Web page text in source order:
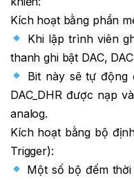
Kích hoạt bằng phần
Khi lập trình viên
thanh ghi bật DAC,
Bit này sẽ tự động
DAC_DHR được nạp
analog.
Kích hoạt bằng bộ
Trigger):
Một số bộ đếm